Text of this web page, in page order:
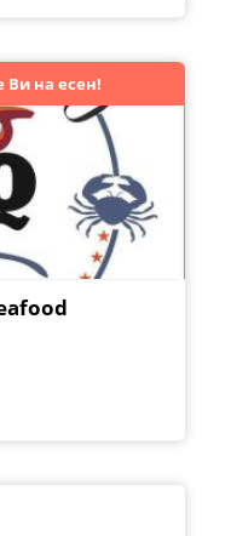
Ви на есен!